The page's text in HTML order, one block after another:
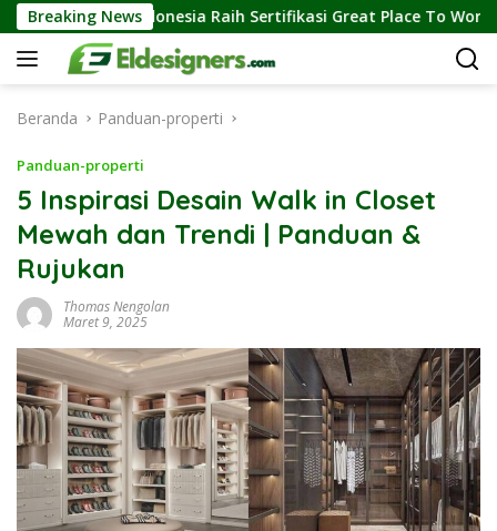
Langsung
ke
konten
Breaking News
Indonesia Raih Sertifikasi Great Place To Work, Perkuat
Beranda Panduan-properti
Panduan-properti
5 Inspirasi Desain Walk in Closet
Mewah dan Trendi | Panduan &
Rujukan
Thomas Nengolan
Maret 9, 2025